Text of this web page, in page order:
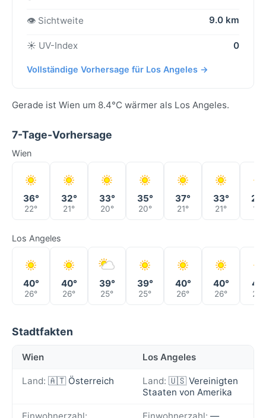
👁️ Sichtweite 9.0 km
☀️ UV-Index 0
Vollständige Vorhersage für Los Angeles →
Gerade ist Wien um 8.4°C wärmer als Los Angeles.
7-Tage-Vorhersage
Wien
36°
22°
32°
21°
33°
20°
35°
20°
37°
21°
33°
21° 19°
Los Angeles
40°
26°
40°
26°
39°
25°
39°
25°
40°
26°
40°
26°
41°
26°
Stadtfakten
Wien Los Angeles
Land: 🇦🇹 Österreich Land: 🇺🇸 Vereinigten
Staaten von Amerika